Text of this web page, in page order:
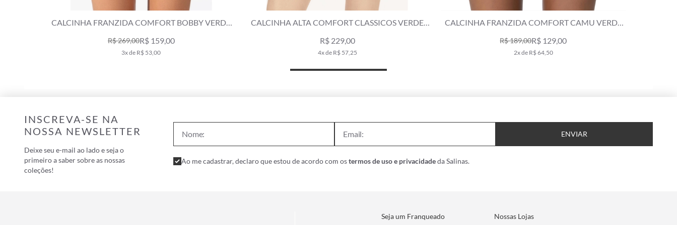
CALCINHA FRANZIDA COMFORT BOBBY VERDE
R$ 269,00R$ 159,00
3x de R$ 53,00
CALCINHA ALTA COMFORT CLASSICOS VERDE
R$ 229,00
4x de R$ 57,25
CALCINHA FRANZIDA COMFORT CAMU VERDE
R$ 189,00R$ 129,00
2x de R$ 64,50
INSCREVA-SE NA
NOSSA NEWSLETTER
Deixe seu e-mail ao lado e seja o
primeiro a saber sobre as nossas
coleções!
ENVIAR
Ao me cadastrar, declaro que estou de acordo com ostermos de uso e privacidadeda Salinas.
Seja um Franqueado Nossas Lojas